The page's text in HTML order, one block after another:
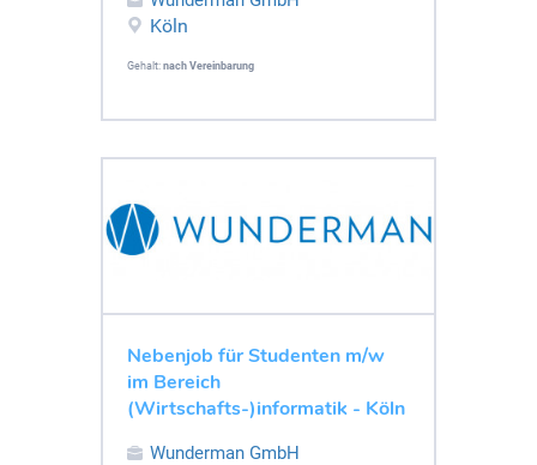
Köln
Gehalt: nach Vereinbarung
Nebenjob für Studenten m/w
im Bereich
(Wirtschafts-)informatik - Köln
Wunderman GmbH